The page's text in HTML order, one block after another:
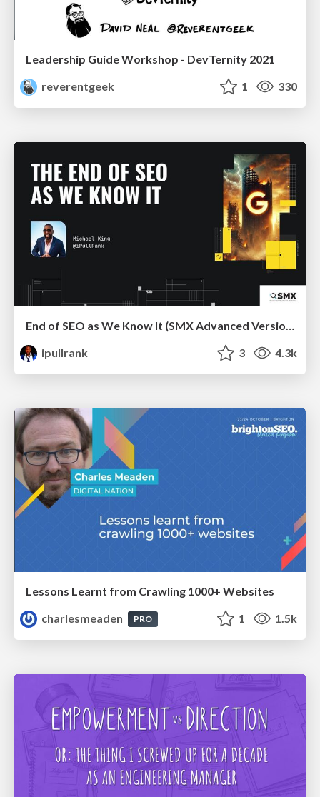
Leadership Guide Workshop - DevTernity 2021
reverentgeek
1 330
End of SEO as We Know It (SMX Advanced Version)
ipullrank
3 4.3k
Lessons Learnt from Crawling 1000+ Websites
charlesmeaden
PRO 1 1.5k